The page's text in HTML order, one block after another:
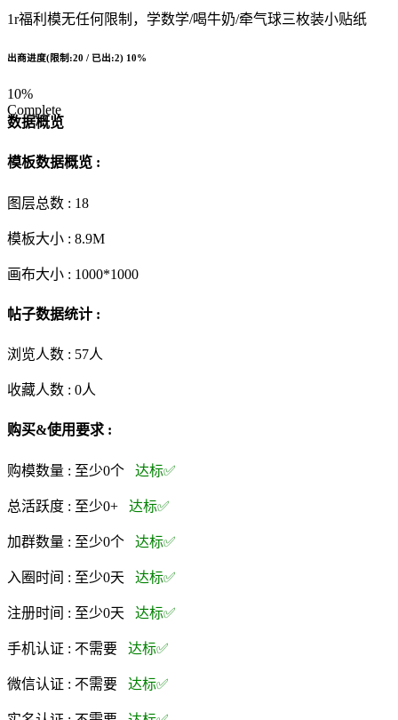
1r福利模无任何限制，学数学/喝牛奶/牵气球三枚装小贴纸
出商进度(限制:20 / 已出:2) 10%
10%
Complete
数据概览
模板数据概览 :
图层总数 : 18
模板大小 : 8.9M
画布大小 : 1000*1000
帖子数据统计 :
浏览人数 : 57人
收藏人数 : 0人
购买&使用要求 :
购模数量 : 至少0个 达标✅
总活跃度 : 至少0+ 达标✅
加群数量 : 至少0个 达标✅
入圈时间 : 至少0天 达标✅
注册时间 : 至少0天 达标✅
手机认证 : 不需要 达标✅
微信认证 : 不需要 达标✅